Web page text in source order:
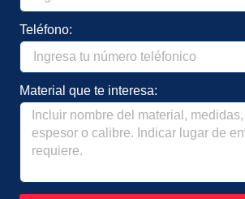
Teléfono:
Material que te interesa: